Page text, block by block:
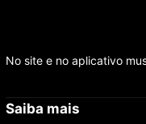
No site e no aplicativo
Saiba mais